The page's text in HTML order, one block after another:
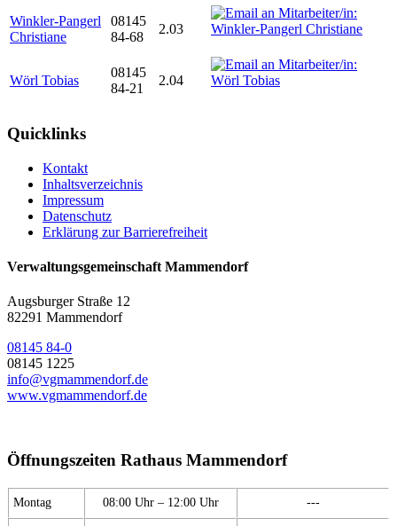
Winkler-Pangerl
Christiane
08145
84-68
2.03
Wörl Tobias
08145
84-21
2.04
Quicklinks
Kontakt
Inhaltsverzeichnis
Impressum
Datenschutz
Erklärung zur Barrierefreiheit
Verwaltungsgemeinschaft Mammendorf
Augsburger Straße 12
82291 Mammendorf
08145 84-0
08145 1225
info@vgmammendorf.de
www.vgmammendorf.de
Öffnungszeiten Rathaus Mammendorf
Montag 08:00 Uhr – 12:00 Uhr ---